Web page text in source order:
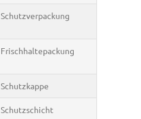
Schutzverpackung
Frischhaltepackung
Schutzkappe
Schutzschicht